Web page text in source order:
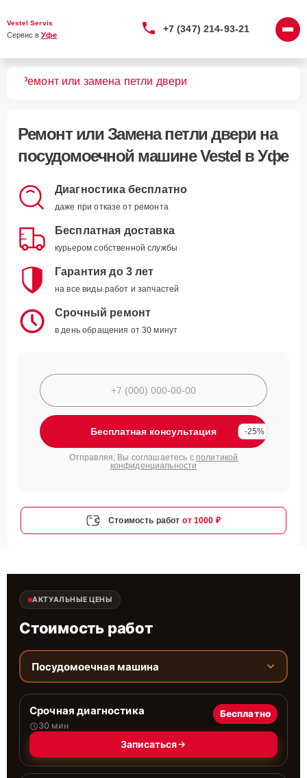
Vestel Servis
Сервис в Уфе
+7 (347) 214-93-21
Ремонт или замена петли двери
Ремонт или Замена петли двери на
посудомоечной машине Vestel в Уфе
Диагностика бесплатно
даже при отказе от ремонта
Бесплатная доставка
курьером собственной службы
Гарантия до 3 лет
на все виды работ и запчастей
Срочный ремонт
в день обращения от 30 минут
Бесплатная консультация -25%
Отправляя, Вы соглашаетесь с политикой
конфиденциальности
Стоимость работ от 1000 ₽
АКТУАЛЬНЫЕ ЦЕНЫ
Стоимость работ
Посудомоечная машина
Срочная диагностика
30 мин
Бесплатно
Записаться